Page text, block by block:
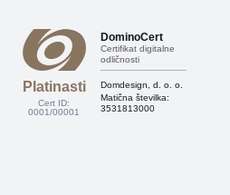
Platinasti
Cert ID:
0001/00001
DominoCert
Certifikat digitalne
odličnosti
Domdesign, d. o. o.
Matična številka:
3531813000